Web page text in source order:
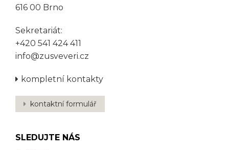
616 00 Brno
Sekretariát:
+420 541 424 411
info@zusveveri.cz
kompletní kontakty
kontaktní formulář
SLEDUJTE NÁS